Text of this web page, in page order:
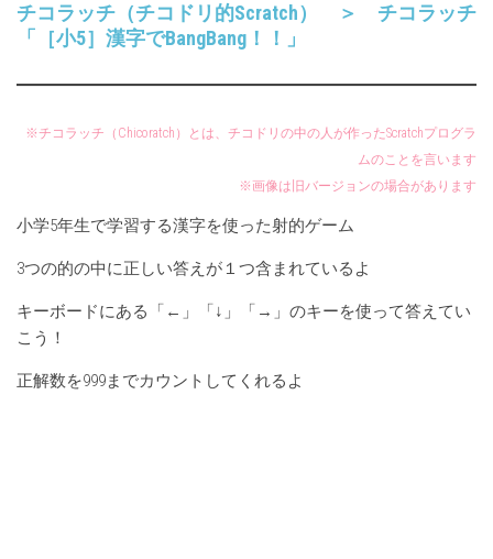
チコラッチ（チコドリ的Scratch） ＞ チコラッチ
「［小5］漢字でBangBang！！」
※チコラッチ（Chicoratch）とは、チコドリの中の人が作ったScratchプログラ
ムのことを言います
※画像は旧バージョンの場合があります
小学5年生で学習する漢字を使った射的ゲーム
3つの的の中に正しい答えが１つ含まれているよ
キーボードにある「←」「↓」「→」のキーを使って答えてい
こう！
正解数を999までカウントしてくれるよ